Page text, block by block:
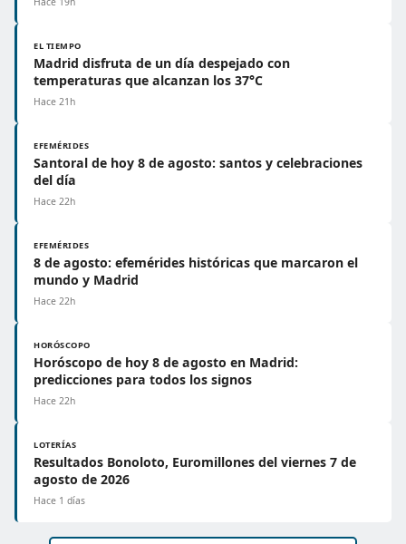
EL TIEMPO
Madrid disfruta de un día despejado con
temperaturas que alcanzan los 37°C
Hace 21h
EFEMÉRIDES
Santoral de hoy 8 de agosto: santos y celebraciones
del día
Hace 22h
EFEMÉRIDES
8 de agosto: efemérides históricas que marcaron el
mundo y Madrid
Hace 22h
HORÓSCOPO
Horóscopo de hoy 8 de agosto en Madrid:
predicciones para todos los signos
Hace 22h
LOTERÍAS
Resultados Bonoloto, Euromillones del viernes 7 de
agosto de 2026
Hace 1 días